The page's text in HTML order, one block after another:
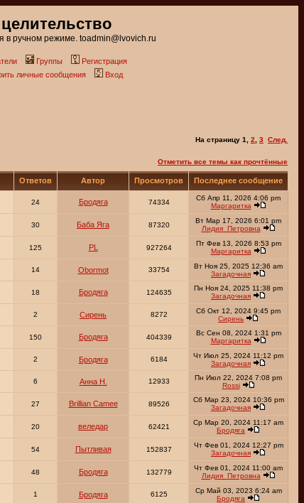
в ручном режиме. toadmin@lvovich.ru
Группы
Регистрация
личные сообщения Вход
На страницу 1 2 3 След.
Отметить все темы как прочтённые
Ответов Автор Просмотров Последнее сообщение
24 Бродяга 74334
Сб Апр 11, 2026 4:06 pm
Маргаритка
30 Баба Яга 87320
Вт Мар 17, 2026 6:01 pm
Лидия_Петровна
125 PL 927264
Пт Фев 13, 2026 8:53 pm
Маргаритка
14 Obormot 33754
Вт Ноя 25, 2025 12:36 am
Загадочная
18 Бродяга 124635
Пн Ноя 24, 2025 11:38 pm
Загадочная
2 Сирень 8272
Сб Окт 12, 2024 9:45 pm
Сирень
150 Бродяга 404339
Вс Сен 08, 2024 1:31 pm
Маргаритка
2 Бродяга 6184
Чт Июл 25, 2024 11:12 pm
Загадочная
6 Анна Н. 12933
Пн Июл 22, 2024 7:08 pm
Rossi
27 Brillian Camee 89526
Сб Мар 23, 2024 10:36 pm
Загадочная
20 веледар 62421
Ср Мар 20, 2024 11:17 am
Бродяга
54 Пытливая 152837
Чт Фев 01, 2024 12:27 pm
Загадочная
48 Бродяга 132779
Чт Фев 01, 2024 11:00 am
Лидия_Петровна
1 Бродяга 6125
Ср Май 03, 2023 6:24 am
Бродяга